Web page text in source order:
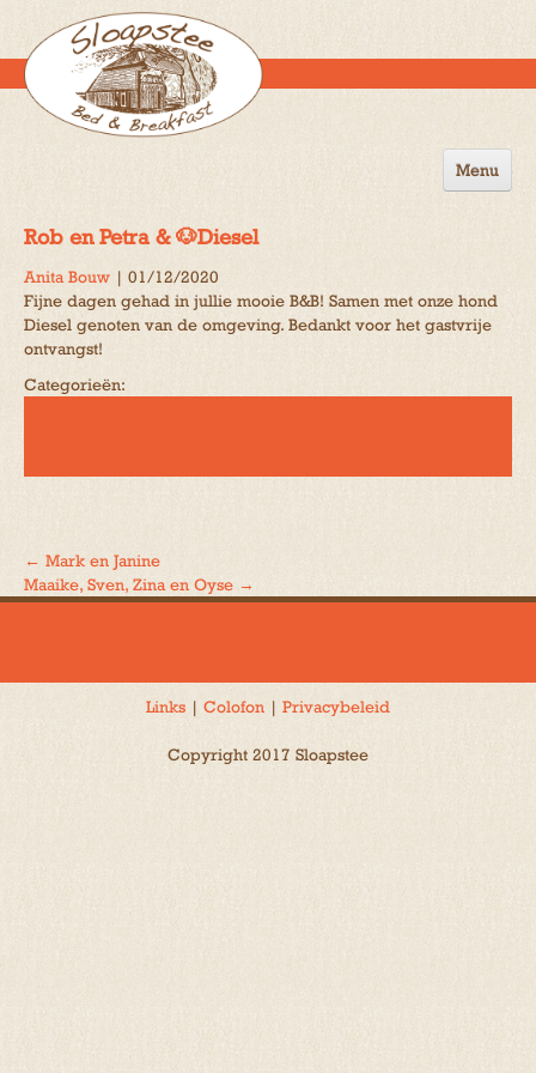
Menu
Omgeving
Rob en Petra & 🐶Diesel
Anita Bouw | 01/12/2020
Fijne dagen gehad in jullie mooie B&B! Samen met onze hond
Diesel genoten van de omgeving. Bedankt voor het gastvrije
ontvangst!
Categorieën:
Bericht
← Mark en Janine
Maaike, Sven, Zina en Oyse →
Links | Colofon | Privacybeleid
Copyright 2017 Sloapstee